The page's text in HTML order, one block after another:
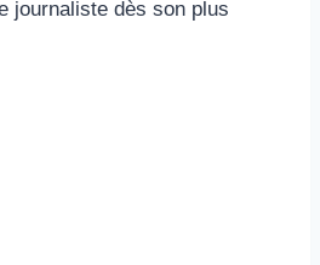
journaliste dès son plus